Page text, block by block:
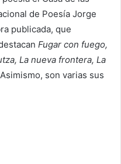
de Poesía Jorge
publicada, que
Fugar con fuego,
La nueva frontera, La
son varias sus